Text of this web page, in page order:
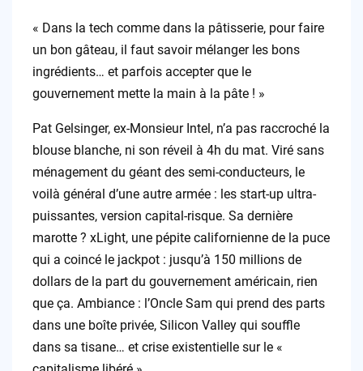
« Dans la tech comme dans la pâtisserie, pour faire
un bon gâteau, il faut savoir mélanger les bons
ingrédients… et parfois accepter que le
gouvernement mette la main à la pâte ! »
Pat Gelsinger, ex-Monsieur Intel, n’a pas raccroché la
blouse blanche, ni son réveil à 4h du mat. Viré sans
ménagement du géant des semi-conducteurs, le
voilà général d’une autre armée : les start-up ultra-
puissantes, version capital-risque. Sa dernière
marotte ? xLight, une pépite californienne de la puce
qui a coincé le jackpot : jusqu’à 150 millions de
dollars de la part du gouvernement américain, rien
que ça. Ambiance : l’Oncle Sam qui prend des parts
dans une boîte privée, Silicon Valley qui souffle
dans sa tisane… et crise existentielle sur le «